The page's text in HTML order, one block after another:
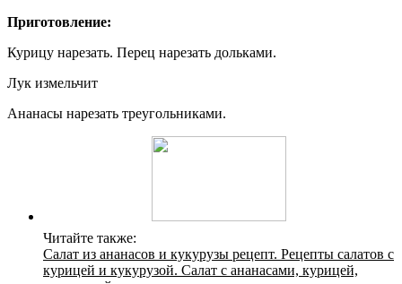
Приготовление:
Курицу нарезать. Перец нарезать дольками.
Лук измельчит
Ананасы нарезать треугольниками.
Читайте также:
Салат из ананасов и кукурузы рецепт. Рецепты салатов с
курицей и кукурузой. Салат с ананасами, курицей,